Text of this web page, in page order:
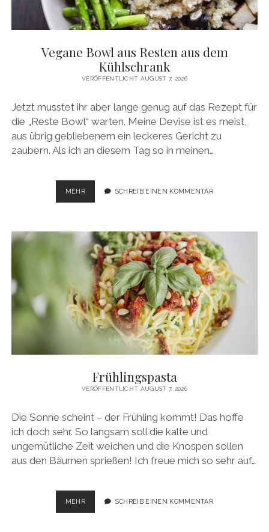
Vegane Bowl aus Resten aus dem
Kühlschrank
VERÖFFENTLICHT AUGUST 7, 2026
Jetzt musstet ihr aber lange genug auf das Rezept für
die „Reste Bowl“ warten. Meine Devise ist es meist,
aus übrig gebliebenem ein leckeres Gericht zu
zaubern. Als ich an diesem Tag so in meinen…
MEHRVEGANE
BOWL
AUS
DEM
KÜHLSCHRANK
SCHREIB EINEN KOMMENTAR
Frühlingspasta
VERÖFFENTLICHT AUGUST 7, 2026
Die Sonne scheint – der Frühling kommt! Das hoffe
ich doch sehr. So langsam soll die kalte und
ungemütliche Zeit weichen und die Knospen sollen
aus den Bäumen sprießen! Ich freue mich so sehr auf…
MEHRFRÜHLINGSPASTASCHREIB EINEN KOMMENTAR